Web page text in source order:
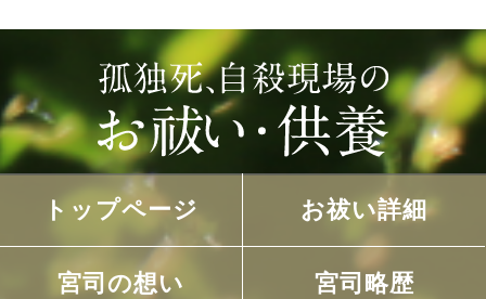
トップページ お祓い詳細
宮司の想い 宮司略歴